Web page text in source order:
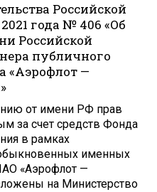
Российской
года № 406 «Об
Российской
публичного
«Аэрофлот —
от имени РФ прав
за счет средств Фонда
в рамках
именных
«Аэрофлот —
на Министерство